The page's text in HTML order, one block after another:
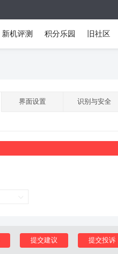
新机评测 积分乐园 旧社区
界面设置 识别与安全
提交投诉
提交建议